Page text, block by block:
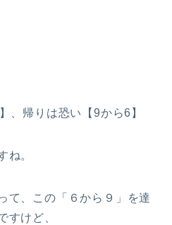
、帰りは恐い【9から6】
ね。
、この「６から９」を達
すけど、